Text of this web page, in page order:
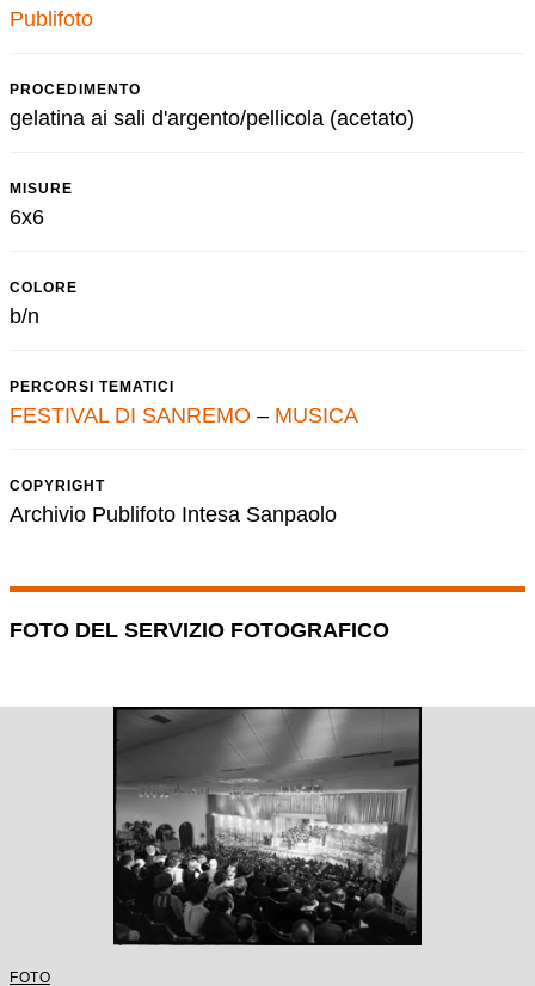
Publifoto
PROCEDIMENTO
gelatina ai sali d'argento/pellicola (acetato)
MISURE
6x6
COLORE
b/n
PERCORSI TEMATICI
FESTIVAL DI SANREMO – MUSICA
COPYRIGHT
Archivio Publifoto Intesa Sanpaolo
FOTO DEL SERVIZIO FOTOGRAFICO
FOTO